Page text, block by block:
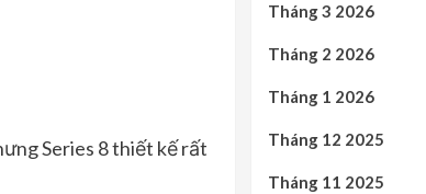
Series 8 thiết kế rất
Tháng 3 2026
Tháng 2 2026
Tháng 1 2026
Tháng 12 2025
Tháng 11 2025